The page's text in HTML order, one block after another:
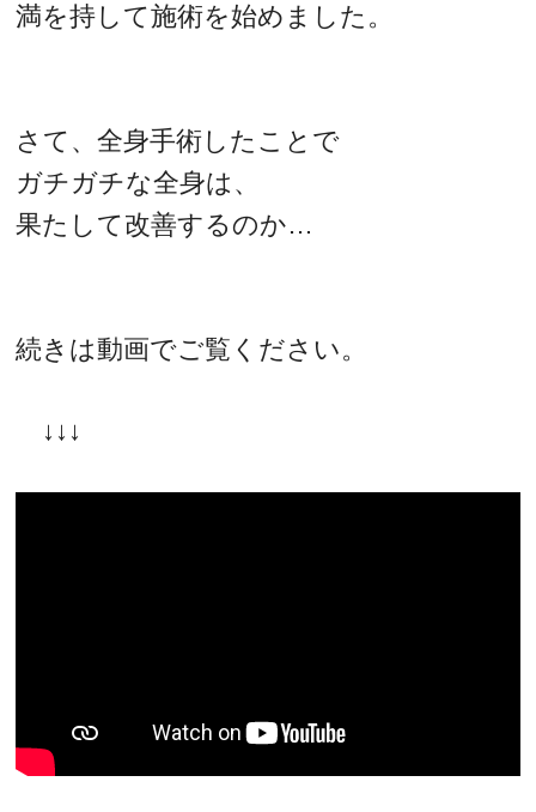
満を持して施術を始めました。
さて、全身手術したことで
ガチガチな全身は、
果たして改善するのか…
続きは動画でご覧ください。
↓↓↓